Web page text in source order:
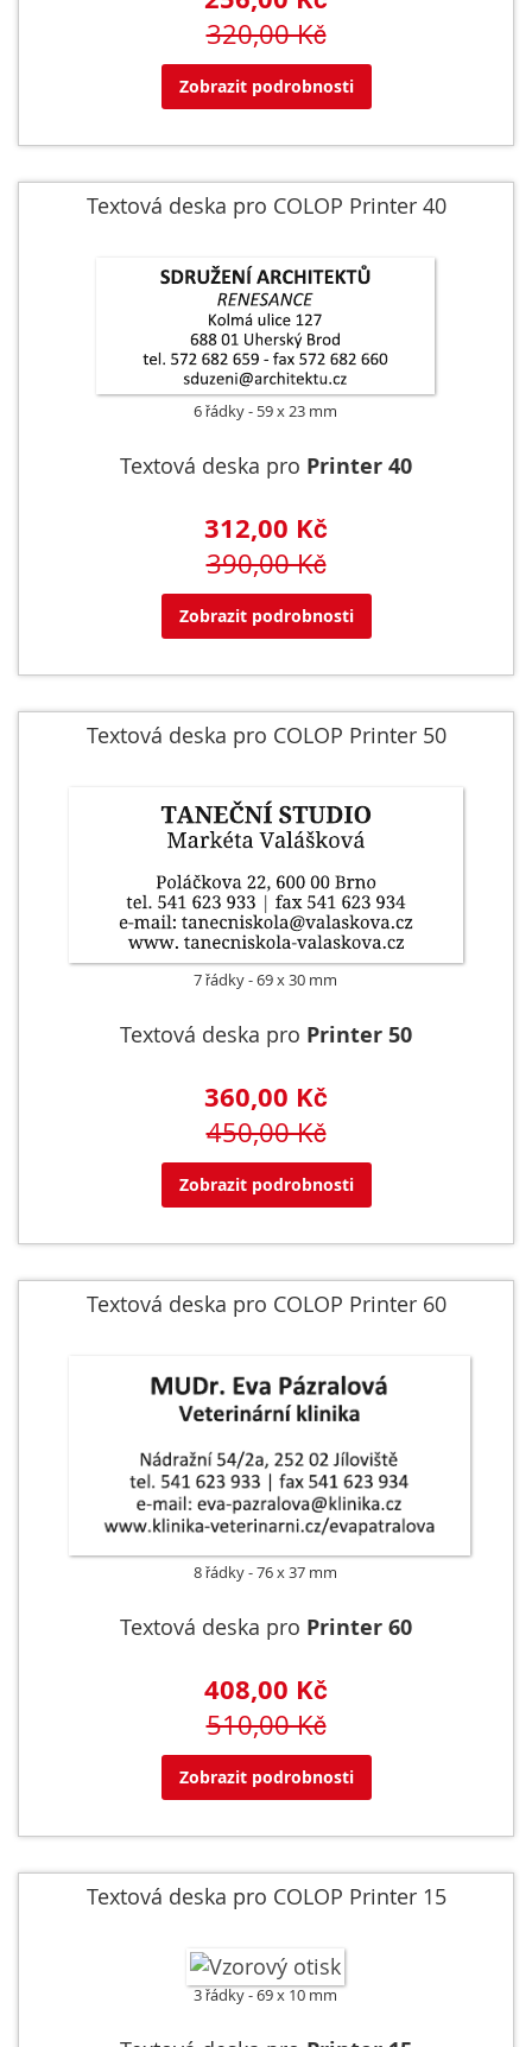
320,00 Kč
Zobrazit podrobnosti
Textová deska pro COLOP Printer 40
6 řádky 59 x 23 mm
Textová deska pro Printer 40
312,00 Kč
390,00 Kč
Zobrazit podrobnosti
Textová deska pro COLOP Printer 50
7 řádky 69 x 30 mm
Textová deska pro Printer 50
360,00 Kč
450,00 Kč
Zobrazit podrobnosti
Textová deska pro COLOP Printer 60
8 řádky 76 x 37 mm
Textová deska pro Printer 60
408,00 Kč
510,00 Kč
Zobrazit podrobnosti
Textová deska pro COLOP Printer 15
3 řádky 69 x 10 mm